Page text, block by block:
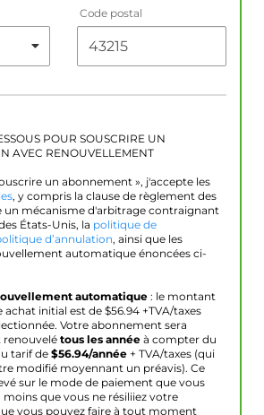
Code postal
POUR SOUSCRIRE UN
AVEC RENOUVELLEMENT
un abonnement », j'accepte les
, y compris la clause de règlement des
un mécanisme d'arbitrage contraignant
États-Unis, la politique de
d’annulation, ainsi que les
automatique énoncées ci-
automatique : le montant
initial est de $56.94 +TVA/taxes
Votre abonnement sera
tous les année à compter du
tarif de $56.94/année + TVA/taxes (qui
modifié moyennant un préavis). Ce
sur le mode de paiement que vous
moins que vous ne résiliiez votre
vous pouvez faire à tout moment